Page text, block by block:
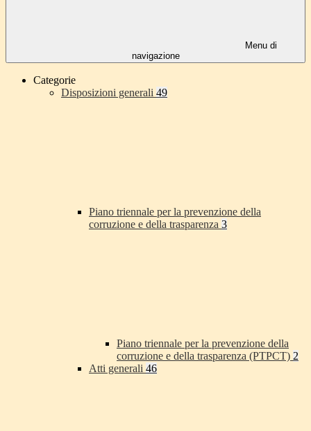
Menu di
navigazione
Categorie
Disposizioni generali 49
Piano triennale per la prevenzione della
corruzione e della trasparenza 3
Piano triennale per la prevenzione della
corruzione e della trasparenza (PTPCT) 2
Atti generali 46